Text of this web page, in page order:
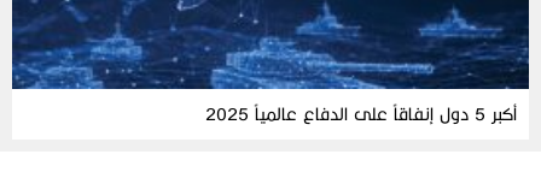
أكبر 5 دول إنفاقاً على الدفاع عالمياً 2025